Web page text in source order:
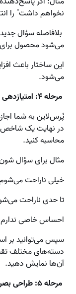
نخواهم داشت" را
بلافاصله سؤال
می‌شود محصول برای
این ساختار باعث
می‌شود.
مرحله ۴: امتیازدهی پاسخ‌ها
پُرس‌لاین به شما
در نهایت یک شاخص
محاسبه کنید.
مثال برای سؤال
خیلی ناراحت می‌شوم → ۱۰
تا حدی ناراحت می‌شوم → ۵
احساس خاصی ندارم → ۰
سپس می‌توانید بر
دسته‌های مختلف
آن‌ها نمایش دهید.
مرحله ۵: طراحی بصری متناسب با برند